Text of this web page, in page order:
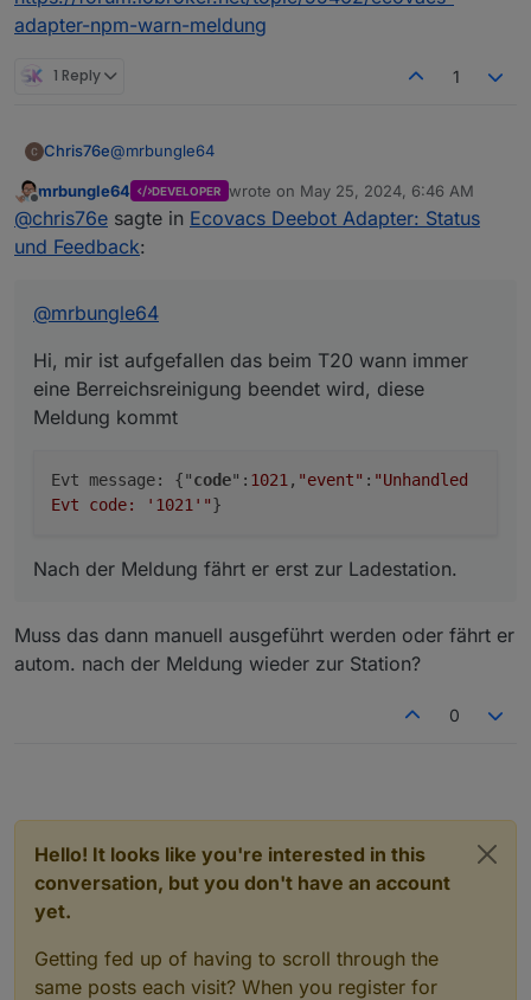
adapter-npm-warn-meldung
1 Reply 1
Chris76e@mrbungle64
Hi, mir ist aufgefallen das beim T20 wann immer eine
Berreichsreinigung beendet wird, diese Meldung
kommt
Offline
mrbungle64 DEVELOPER wrote on May 25, 2024, 6:46 AM
last edited by
@chris76e sagte in Ecovacs Deebot Adapter: Status
und Feedback:
@mrbungle64
Hi, mir ist aufgefallen das beim T20 wann immer
eine Berreichsreinigung beendet wird, diese
Meldung kommt
Evt message: {"code": 1021 , "event" : "Unhandled
Evt code: '1021'"}
Nach der Meldung fährt er erst zur Ladestation.
Muss das dann manuell ausgeführt werden oder fährt er
autom. nach der Meldung wieder zur Station?
0
Hello! It looks like you're interested in this
conversation, but you don't have an account
yet.
Getting fed up of having to scroll through the
same posts each visit? When you register for